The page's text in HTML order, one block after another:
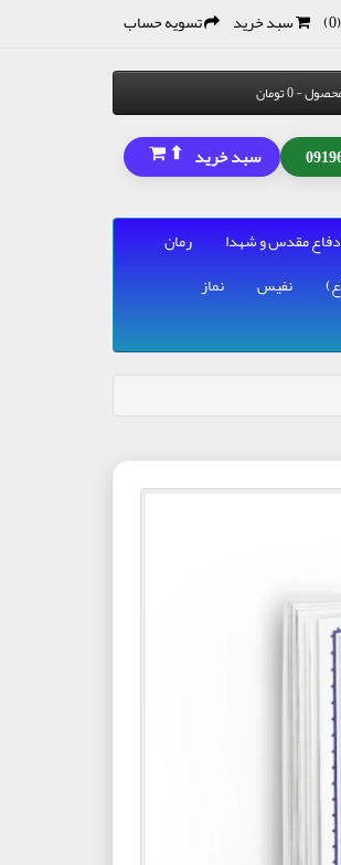
سبد خرید تسویه حساب
سبد خرید ⬆
دفاع مقدس و شهدا
رمان
نفیس
نماز